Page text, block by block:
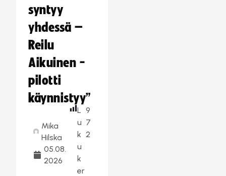
syntyy
yhdessä –
Reilu
Aikuinen -
pilotti
käynnistyy”
Mika
Hilska
05.08.
2026
L
u
k
u
k
er
9
7
2